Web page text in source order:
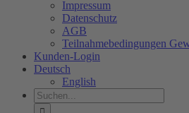
Impressum
Datenschutz
AGB
Teilnahmebedingungen
Kunden-Login
Deutsch
English
Suche
nach: